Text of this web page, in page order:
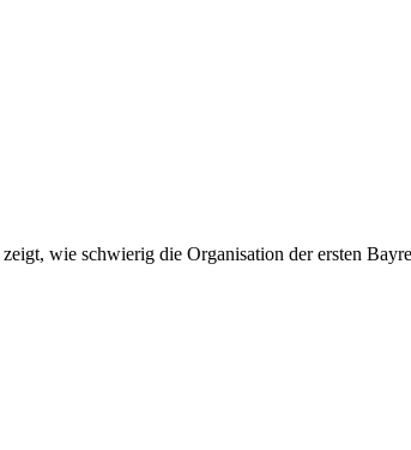
wie schwie­rig die Or­ga­ni­sa­ti­on der ers­ten